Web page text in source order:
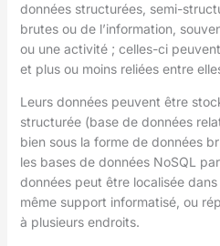
données structurées, semi-
brutes ou de l’information,
ou une activité ; celles-ci
et plus ou moins reliées entre
Leurs données peuvent être
structurée (base de données
bien sous la forme de données
les bases de données NoSQL
données peut être localisée
même support informatisé, ou
à plusieurs endroits.